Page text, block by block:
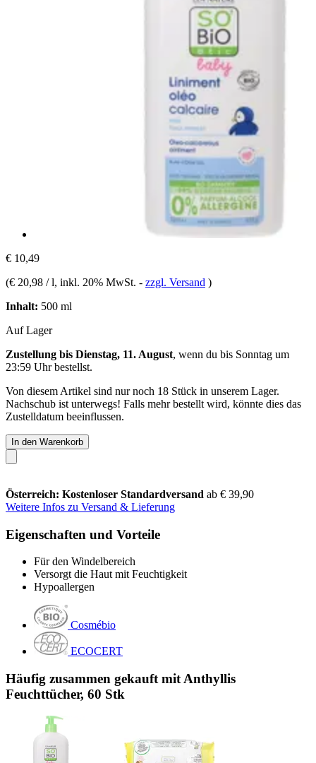
€ 10,49
(€ 20,98 / l, inkl. 20% MwSt. - zzgl. Versand )
Inhalt: 500 ml
Auf Lager
Zustellung bis Dienstag, 11. August, wenn du bis Sonntag um
23:59 Uhrbestellst.
Von diesem Artikel sind nur noch 18 Stück in unserem Lager.
Nachschub ist unterwegs! Falls mehr bestellt wird, könnte dies das
Zustelldatum beeinflussen.
In den Warenkorb
Österreich: Kostenloser Standardversand ab € 39,90
Weitere Infos zu Versand & Lieferung
Eigenschaften und Vorteile
Für den Windelbereich
Versorgt die Haut mit Feuchtigkeit
Hypoallergen
Cosmébio
ECOCERT
Häufig zusammen gekauft mit Anthyllis
Feuchttücher, 60 Stk